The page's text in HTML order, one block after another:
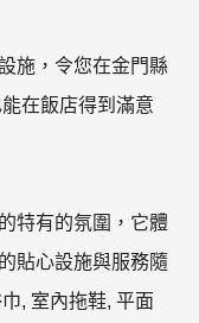
施，令您在金門縣
在飯店得到滿意
特有的氛圍，它體
貼心設施與服務隨
, 室內拖鞋, 平面